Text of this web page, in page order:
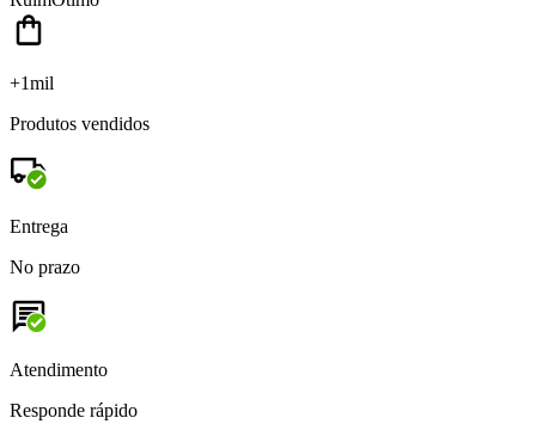
+1mil
Produtos vendidos
Entrega
No prazo
Atendimento
Responde rápido